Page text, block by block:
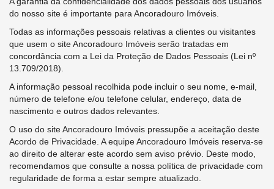
do nosso site é importante para Ancoradouro Imóveis.
Todas as informações pessoais relativas a clientes ou visitantes
que usem o site Ancoradouro Imóveis serão tratadas em
concordância com a Lei da Proteção de Dados Pessoais (Lei nº
13.709/2018).
A informação pessoal recolhida pode incluir o seu nome, e-mail,
número de telefone e/ou telefone celular, endereço, data de
nascimento e outros dados relevantes.
O uso do site Ancoradouro Imóveis pressupõe a aceitação deste
Acordo de Privacidade. A equipe Ancoradouro Imóveis reserva-se
ao direito de alterar este acordo sem aviso prévio. Deste modo,
recomendamos que consulte a nossa política de privacidade com
regularidade de forma a estar sempre atualizado.